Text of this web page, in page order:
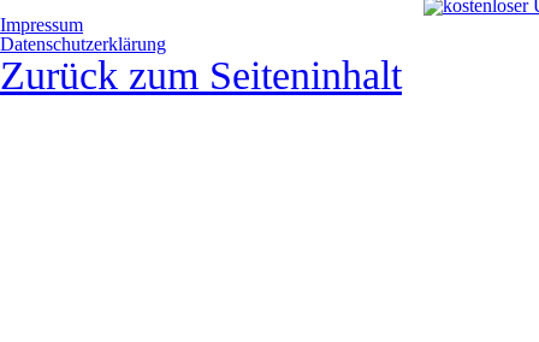
Impressum
Datenschutzerklärung
Zurück zum Seiteninhalt